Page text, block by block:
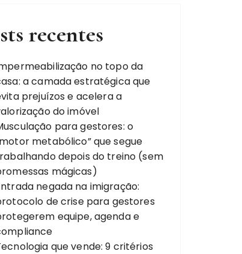
recentes
no topo da
a camada estratégica que
prejuízos e acelera a
do imóvel
para gestores: o
metabólico” que segue
depois do treino (sem
mágicas)
negada na imigração:
de crise para gestores
equipe, agenda e
que vende: 9 critérios